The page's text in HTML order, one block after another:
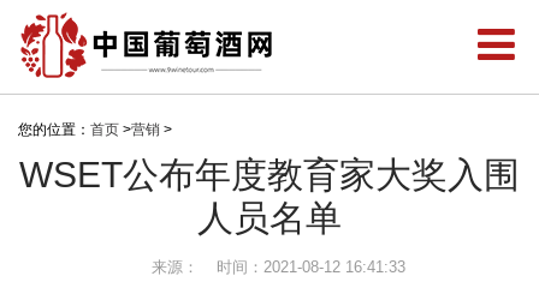
您的位置： 首页 >营销 >
WSET公布年度教育家大奖入围
人员名单
来源： 时间：2021-08-12 16:41:33